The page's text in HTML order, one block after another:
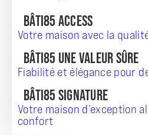
BÂTI85 ACCESS
Votre maison avec la
BÂTI85 UNE VALEUR SÛRE
Fiabilité et élégance pour
BÂTI85 SIGNATURE
Votre maison d’exception
confort